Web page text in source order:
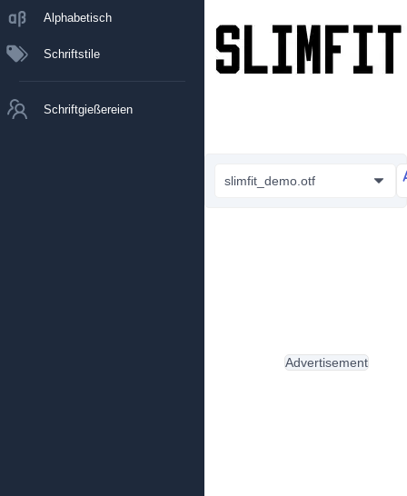
Alphabetisch
Schriftstile
Schriftgießereien
slimfit_demo.otf
Advertisement